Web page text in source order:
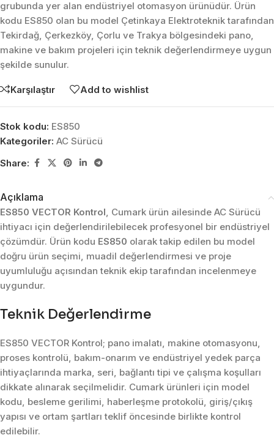
grubunda yer alan endüstriyel otomasyon ürünüdür. Ürün
kodu ES850 olan bu model Çetinkaya Elektroteknik tarafından
Tekirdağ, Çerkezköy, Çorlu ve Trakya bölgesindeki pano,
makine ve bakım projeleri için teknik değerlendirmeye uygun
şekilde sunulur.
Karşılaştır Add to wishlist
Stok kodu: ES850
Kategoriler: AC Sürücü
Share:
Açıklama
ES850 VECTOR Kontrol, Cumark ürün ailesinde AC Sürücü
ihtiyacı için değerlendirilebilecek profesyonel bir endüstriyel
çözümdür. Ürün kodu ES850 olarak takip edilen bu model
doğru ürün seçimi, muadil değerlendirmesi ve proje
uyumluluğu açısından teknik ekip tarafından incelenmeye
uygundur.
Teknik Değerlendirme
ES850 VECTOR Kontrol; pano imalatı, makine otomasyonu,
proses kontrolü, bakım-onarım ve endüstriyel yedek parça
ihtiyaçlarında marka, seri, bağlantı tipi ve çalışma koşulları
dikkate alınarak seçilmelidir. Cumark ürünleri için model
kodu, besleme gerilimi, haberleşme protokolü, giriş/çıkış
yapısı ve ortam şartları teklif öncesinde birlikte kontrol
edilebilir.